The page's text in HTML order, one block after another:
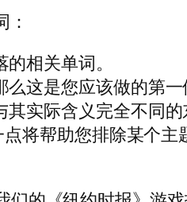
相关单词。
这是您应该做的第一
实际含义完全不同的
将帮助您排除某个主